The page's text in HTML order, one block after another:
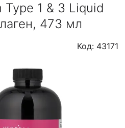
1 & 3 Liquid
473 мл
Код: 43171